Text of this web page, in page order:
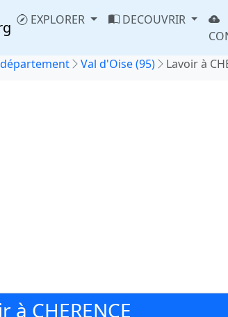
EXPLORER
DECOUVRIR
Val d'Oise (95) Lavoir à
à CHERENCE